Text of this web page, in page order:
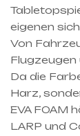
eigenen
Von
Flugzeugen
Da die
Harz,
EVA FOAM
LARP und